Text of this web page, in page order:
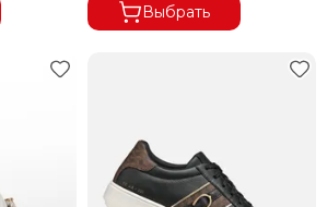
Выбрать